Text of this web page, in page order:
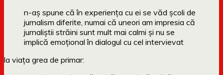
n-aș spune că în experiența cu ei se văd școli de
jurnalism diferite, numai că uneori am impresia că
jurnaliștii străini sunt mult mai calmi și nu se
implică emoțional în dialogul cu cel intervievat
la viața grea de primar: